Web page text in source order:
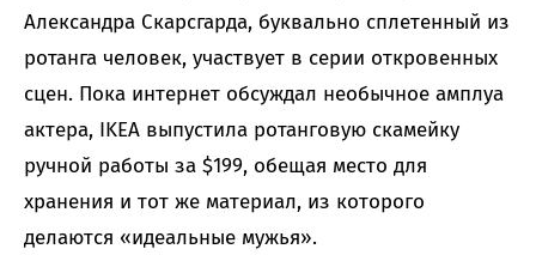
Александра Скарсгарда, буквально сплетенный из
ротанга человек, участвует в серии откровенных
сцен. Пока интернет обсуждал необычное амплуа
актера, IKEA выпустила ротанговую скамейку
ручной работы за $199, обещая место для
хранения и тот же материал, из которого
делаются «идеальные мужья».